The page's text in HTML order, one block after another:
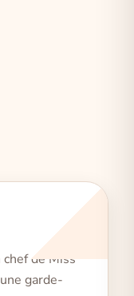
de Miss
garde-